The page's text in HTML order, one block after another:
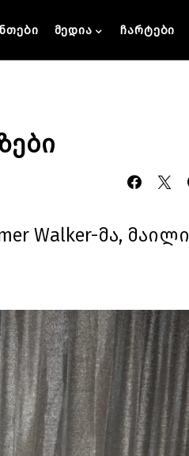
მედია ჩარტები
Walker-მა, მაილი